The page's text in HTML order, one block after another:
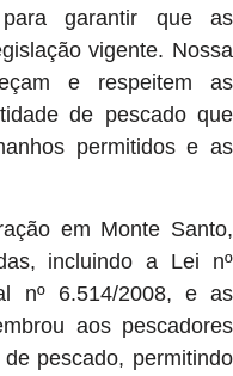
para garantir que as
vigente. Nossa
e respeitem as
de pescado que
permitidos e as
em Monte Santo,
incluindo a Lei nº
nº 6.514/2008, e as
aos pescadores
pescado, permitindo